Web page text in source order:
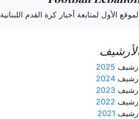
الأول لمتابعة أخبار كرة القدم اللبنانية
2025
2024
2023
2022
2021